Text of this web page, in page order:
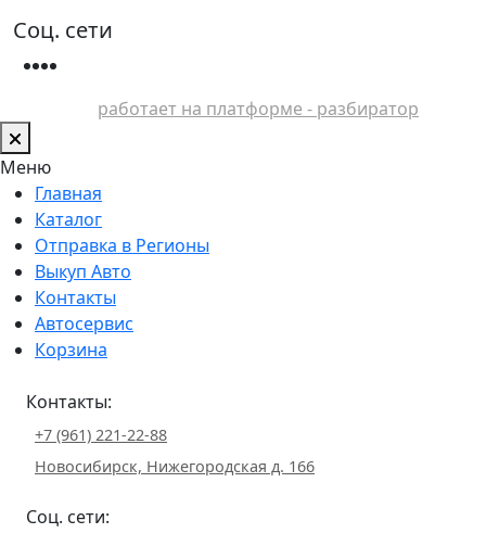
Соц. сети
работает на платформе - разбиратор
Меню
Главная
Каталог
Отправка в Регионы
Выкуп Авто
Контакты
Автосервис
Корзина
Контакты:
+7 (961) 221-22-88
Новосибирск, Нижегородская д. 166
Соц. сети: